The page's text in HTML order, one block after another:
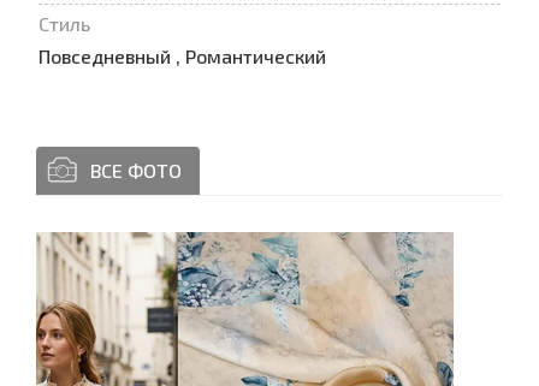
Стиль
Повседневный , Романтический
ВСЕ ФОТО